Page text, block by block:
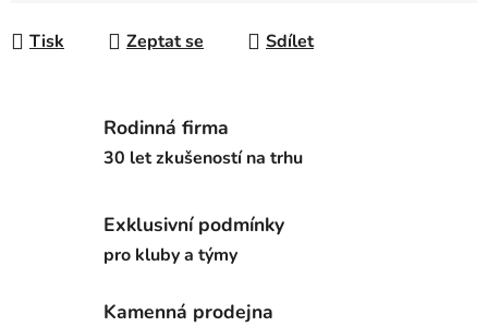
Tisk Zeptat se Sdílet
Rodinná firma
30 let zkušeností na trhu
Exklusivní podmínky
pro kluby a týmy
Kamenná prodejna